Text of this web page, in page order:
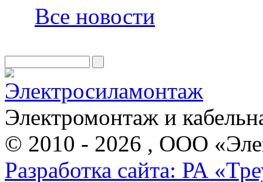
Все новости
Электромонтаж и
© 2010 - 2026 , ООО
Разработка сайта: РА